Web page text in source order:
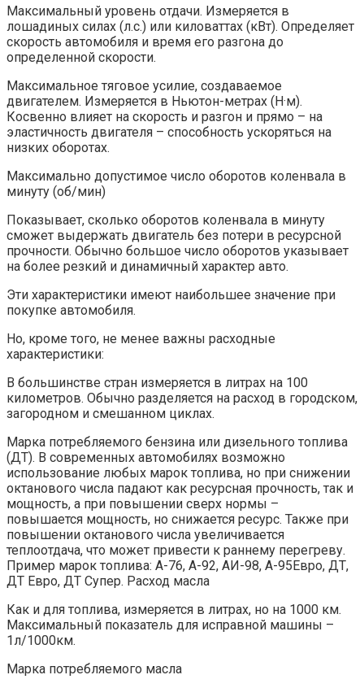
Максимальный уровень отдачи. Измеряется в
лошадиных силах (л.с.) или киловаттах (кВт). Определяет
скорость автомобиля и время его разгона до
определенной скорости.
Максимальное тяговое усилие, создаваемое
двигателем. Измеряется в Ньютон-метрах (Н·м).
Косвенно влияет на скорость и разгон и прямо – на
эластичность двигателя – способность ускоряться на
низких оборотах.
Максимально допустимое число оборотов коленвала в
минуту (об/мин)
Показывает, сколько оборотов коленвала в минуту
сможет выдержать двигатель без потери в ресурсной
прочности. Обычно большое число оборотов указывает
на более резкий и динамичный характер авто.
Эти характеристики имеют наибольшее значение при
покупке автомобиля.
Но, кроме того, не менее важны расходные
характеристики:
В большинстве стран измеряется в литрах на 100
километров. Обычно разделяется на расход в городском,
загородном и смешанном циклах.
Марка потребляемого бензина или дизельного топлива
(ДТ). В современных автомобилях возможно
использование любых марок топлива, но при снижении
октанового числа падают как ресурсная прочность, так и
мощность, а при повышении сверх нормы –
повышается мощность, но снижается ресурс. Также при
повышении октанового числа увеличивается
теплоотдача, что может привести к раннему перегреву.
Пример марок топлива: А-76, А-92, АИ-98, А-95Евро, ДТ,
ДТ Евро, ДТ Супер. Расход масла
Как и для топлива, измеряется в литрах, но на 1000 км.
Максимальный показатель для исправной машины –
1л/1000км.
Марка потребляемого масла